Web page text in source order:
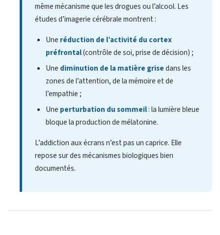
même mécanisme que les drogues ou l’alcool. Les
études d’imagerie cérébrale montrent :
Une réduction de l’activité du cortex
préfrontal(contrôle de soi, prise de décision) ;
Une diminution de la matière grisedans les
zones de l’attention, de la mémoire et de
l’empathie ;
Une perturbation du sommeil: la lumière bleue
bloque la production de mélatonine.
L’addiction aux écrans n’est pas un caprice. Elle
repose sur des mécanismes biologiques bien
documentés.